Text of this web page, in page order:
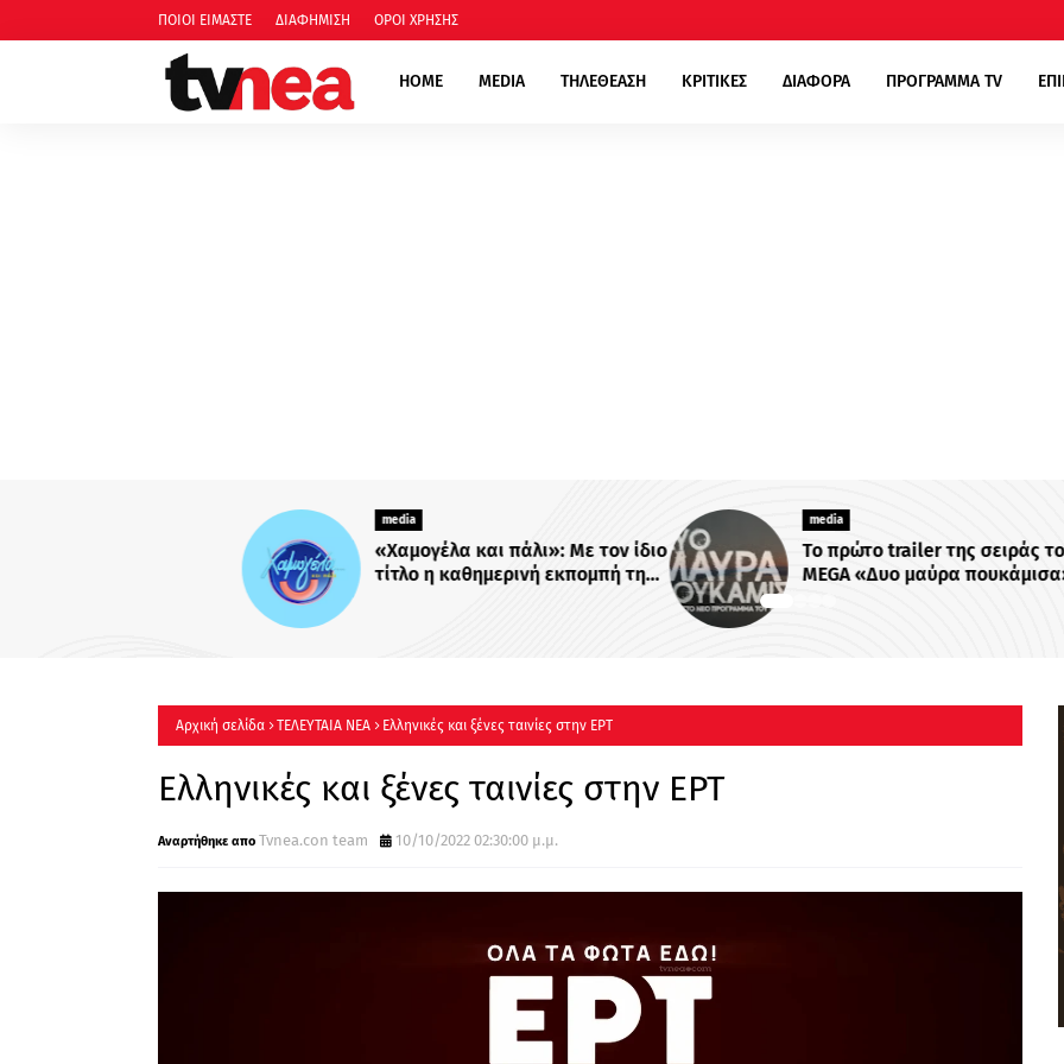
ΠΟΙΟΙ ΕΙΜΑΣΤΕ ΔΙΑΦΗΜΙΣΗ ΟΡΟΙ ΧΡΗΣΗΣ
HOME MEDIA ΤΗΛΕΘΕΑΣΗ ΚΡΙΤΙΚΕΣ ΔΙΑΦΟΡΑ ΠΡΟΓΡΑΜΜΑ TV
media
«Χαμογέλα και πάλι»: Με τον ίδιο
τίτλο η καθημερινή εκπομπή της
Σίσσυς Χρηστίδου στο Mega -
Πότε κάνει πρεμιέρα;
media
Το πρώτο trailer της σειράς του
MEGA «Δυο μαύρα πουκάμισα»
Αρχική σελίδα ΤΕΛΕΥΤΑΙΑ ΝΕΑ Ελληνικές και ξένες ταινίες στην ΕΡΤ
Ελληνικές και ξένες ταινίες στην ΕΡΤ
Tvnea.con team 10/10/2022 02:30:00 μ.μ.